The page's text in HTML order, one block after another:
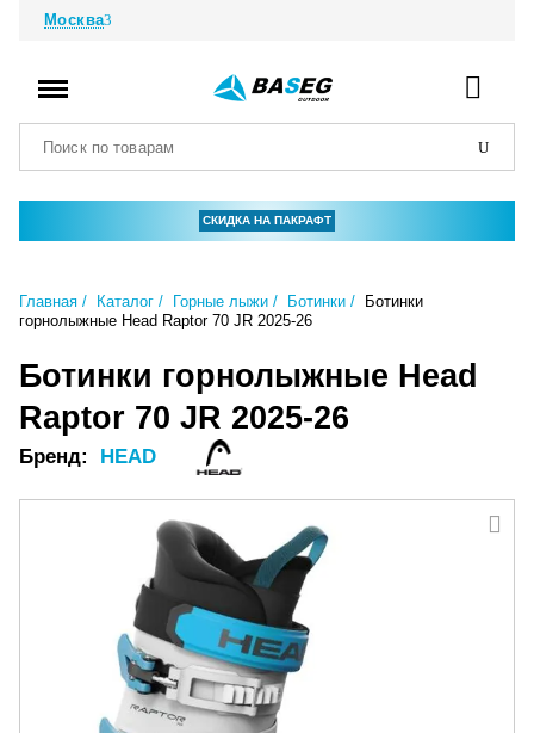
Москва
СКИДКА НА ПАКРАФТ
Главная Каталог Горные лыжи Ботинки
Ботинки
горнолыжные Head Raptor 70 JR 2025-26
Ботинки горнолыжные Head
Raptor 70 JR 2025-26
Бренд: HEAD